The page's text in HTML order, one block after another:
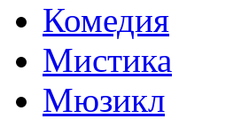
Комедия
Мистика
Мюзикл